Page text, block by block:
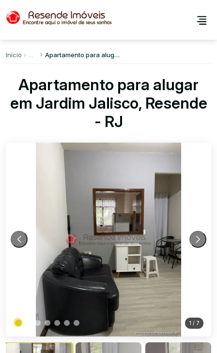
Início Apartamento para alugar em Jardim Jalisco
Apartamento para alugar
em Jardim Jalisco, Resende
- RJ
1 / 7